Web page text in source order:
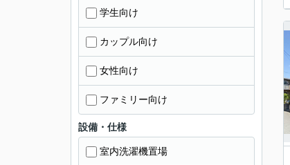
学生向け
カップル向け
女性向け
ファミリー向け
設備・仕様
室内洗濯機置場